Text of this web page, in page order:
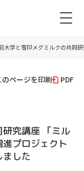
大学と雪印メグミルクの共同
のページを印刷 PDF
究講座 「ミル
プロジェクト
した